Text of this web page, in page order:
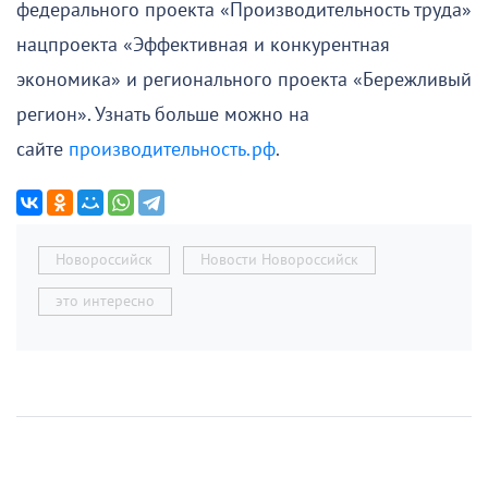
федерального проекта «Производительность труда»
нацпроекта «Эффективная и конкурентная
экономика» и регионального проекта «Бережливый
регион». Узнать больше можно на
сайте производительность.рф.
Новороссийск Новости Новороссийск
это интересно